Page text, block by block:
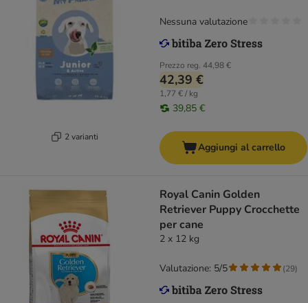
2 varianti
Prezzo reg. 44,98 €
42,39 €
1,77 € / kg
39,85 €
Nessuna valutazione
Aggiungi al carrello
Royal Canin Golden
Retriever Puppy Crocchette
per cane
2 x 12 kg
Valutazione: 5/5 (29)